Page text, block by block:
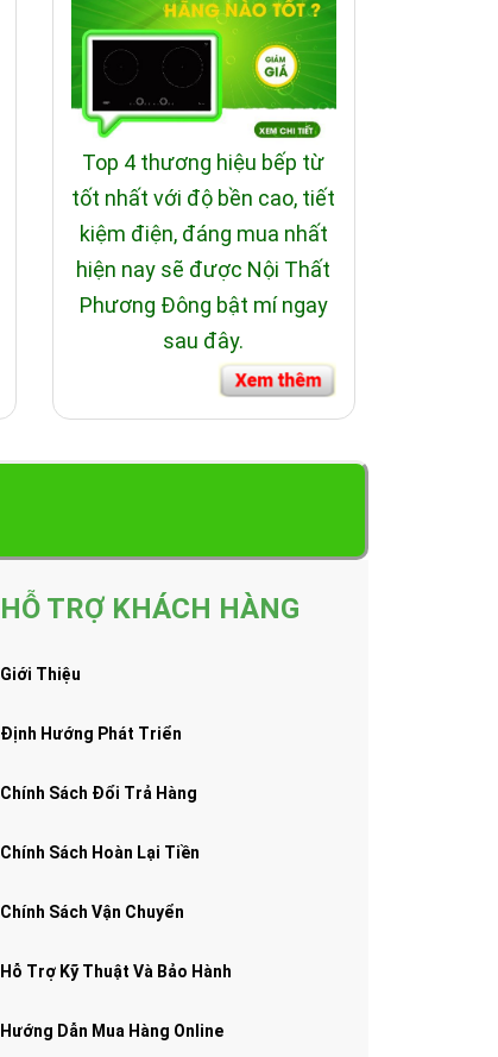
Top 4 thương hiệu bếp từ
tốt nhất với độ bền cao, tiết
kiệm điện, đáng mua nhất
hiện nay sẽ được Nội Thất
Phương Đông bật mí ngay
sau đây.
HỖ TRỢ KHÁCH HÀNG
Giới Thiệu
Định Hướng Phát Triển
Chính Sách Đổi Trả Hàng
Chính Sách Hoàn Lại Tiền
Chính Sách Vận Chuyển
Hỗ Trợ Kỹ Thuật Và Bảo Hành
Hướng Dẫn Mua Hàng Online